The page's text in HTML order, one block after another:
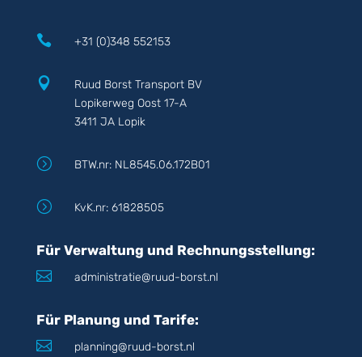
 +31 (0)348 552153

Ruud Borst Transport BV
Lopikerweg Oost 17-A
3411 JA Lopik
= BTW.nr: NL8545.06.172B01
= KvK.nr: 61828505
Für Verwaltung und Rechnungsstellung:
 administratie@ruud-borst.nl
Für Planung und Tarife:
 planning@ruud-borst.nl